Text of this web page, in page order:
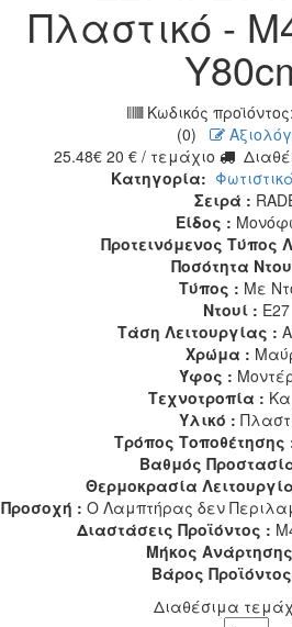
Πλαστικό -
Κωδικός προϊόντος:
(0)
25.48€ 20 € / τεμάχιο
Κατηγορία:
Σειρά :
Είδος :
Προτεινόμενος Τύπος
Ποσότητα
Τύπος : Με
Ντουί : E27
Τάση Λειτουργίας :
Χρώμα :
Ύφος :
Τεχνοτροπία :
Υλικό :
Τρόπος Τοποθέτησης
Βαθμός
Θερμοκρασία
Προσοχή : Ο Λαμπτήρας δεν
Διαστάσεις Προϊόντος :
Μήκος
Βάρος
Διαθέσιμα